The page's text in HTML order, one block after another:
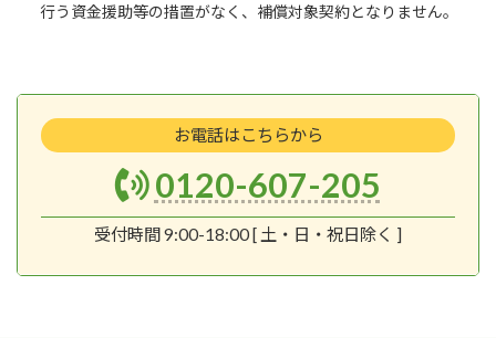
行う資金援助等の措置がなく、補償対象契約となりません。
お電話はこちらから
0120-607-205
受付時間 9:00-18:00 [ 土・日・祝日除く ]